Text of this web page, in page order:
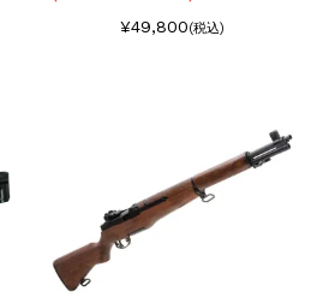
¥49,800(税込)